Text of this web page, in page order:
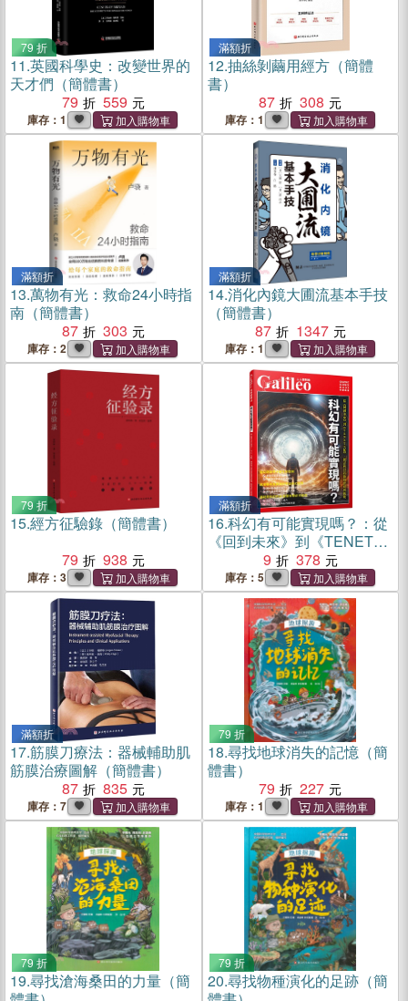
79 折
11.英國科學史：改變世界的
天才們（簡體書）
79
559
庫存：1
滿額折
12.抽絲剝繭用經方（簡體
書）
87
308
庫存：1
滿額折
13.萬物有光：救命24小時指
南（簡體書）
87
303
庫存：2
滿額折
14.消化內鏡大圃流基本手技
（簡體書）
87
1347
庫存：1
79 折
15.經方征驗錄（簡體書）
79
938
庫存：3
滿額折
16.科幻有可能實現嗎？：從
《回到未來》到《TENET天
能》，探討科幻技術的實現
與挑戰
9 378
庫存：5
滿額折
17.筋膜刀療法：器械輔助肌
筋膜治療圖解（簡體書）
87
835
庫存：7
79 折
18.尋找地球消失的記憶（簡
體書）
79
227
庫存：1
79 折
19.尋找滄海桑田的力量（簡
79 折
20.尋找物種演化的足跡（簡